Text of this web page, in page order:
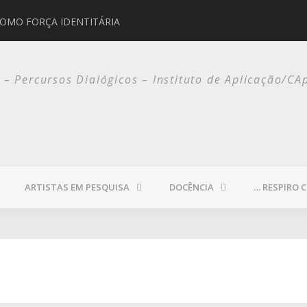
FORÇA IDENTITÁRIA
Percursos Dialógicos – Instituto de Aplicação/
ARTISTAS EM PESQUISA DOCÊNCIA … RESPIRO